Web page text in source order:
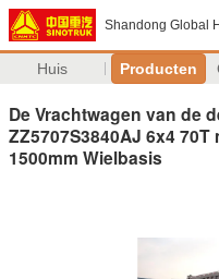
Shandong Global
Huis Producten
De Vrachtwagen van de
ZZ5707S3840AJ 6x4 70T
1500mm Wielbasis